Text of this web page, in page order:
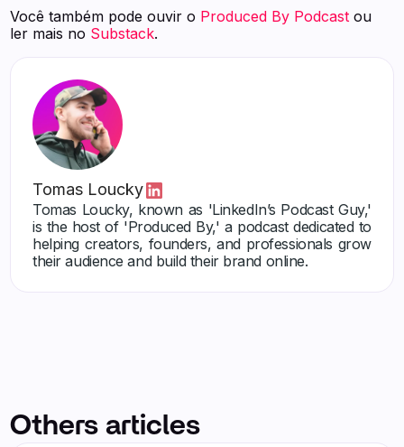
Você também pode ouvir o Produced By Podcast ou
ler mais no Substack.
Tomas Loucky
Tomas Loucky, known as 'LinkedIn’s Podcast Guy,'
is the host of 'Produced By,' a podcast dedicated to
helping creators, founders, and professionals grow
their audience and build their brand online.
Others articles